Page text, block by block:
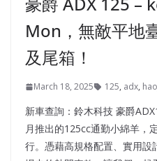
Mon，無敵平地
及尾箱！
March 18, 2025 125, adx,
新車查詢：鈴木科技 豪爵
月推出的125cc通勤小綿羊，
行。憑藉高規格配置、實用